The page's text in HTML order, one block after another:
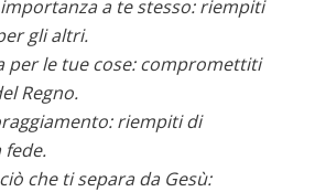
a te stesso: riempiti
gli altri.
per le tue cose: compromettiti
Regno.
riempiti di
che ti separa da Gesù: